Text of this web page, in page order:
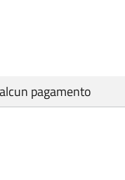
pagamento